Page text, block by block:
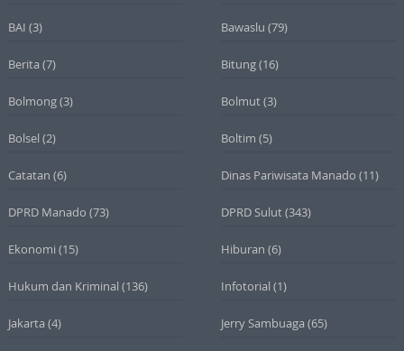
BAI (3) Bawaslu (79)
Berita (7) Bitung(16)
Bolmong(3) Bolmut(3)
Bolsel (2) Boltim (5)
Catatan (6) Dinas Pariwisata Manado (11)
DPRD Manado (73) DPRD Sulut(343)
Ekonomi (15) Hiburan (6)
Hukum dan Kriminal (136) Infotorial (1)
Jakarta (4) Jerry Sambuaga (65)